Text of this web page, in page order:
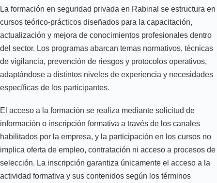
La formación en seguridad privada en Rabinal se estructura en
cursos teórico-prácticos diseñados para la capacitación,
actualización y mejora de conocimientos profesionales dentro
del sector. Los programas abarcan temas normativos, técnicas
de vigilancia, prevención de riesgos y protocolos operativos,
adaptándose a distintos niveles de experiencia y necesidades
específicas de los participantes.
El acceso a la formación se realiza mediante solicitud de
información o inscripción formativa a través de los canales
habilitados por la empresa, y la participación en los cursos no
implica oferta de empleo, contratación ni acceso a procesos de
selección. La inscripción garantiza únicamente el acceso a la
actividad formativa y sus contenidos según los términos